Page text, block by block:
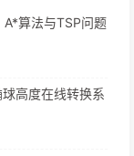
算法与TSP问题
高度在线转换系